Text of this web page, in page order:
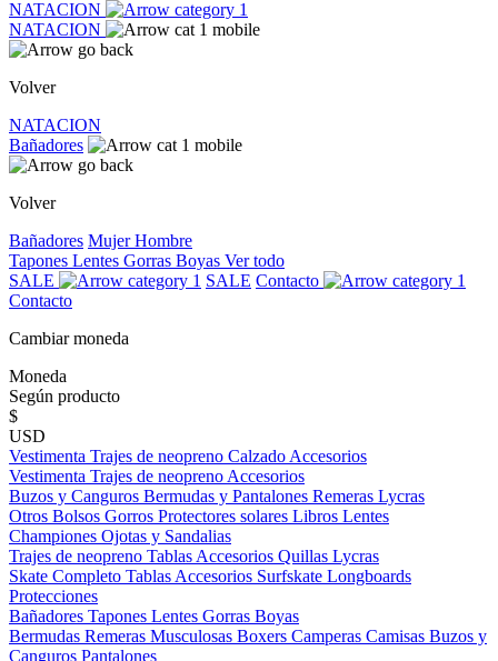
NATACION
NATACION
Volver
NATACION
Bañadores
Volver
Bañadores MujerHombre
Tapones Lentes Gorras Boyas Ver todo
SALE
SALE Contacto
Contacto
Cambiar moneda
Moneda
Según producto
$
USD
Vestimenta Trajes de neopreno Calzado Accesorios
Vestimenta Trajes de neopreno Accesorios
Buzos y Canguros Bermudas y Pantalones Remeras Lycras
Otros Bolsos Gorros Protectores solares Libros Lentes
Championes Ojotas y Sandalias
Trajes de neopreno Tablas Accesorios Quillas Lycras
Skate Completo Tablas Accesorios Surfskate Longboards
Protecciones
Bañadores Tapones Lentes Gorras Boyas
Bermudas Remeras Musculosas Boxers Camperas Camisas Buzos y
Canguros Pantalones